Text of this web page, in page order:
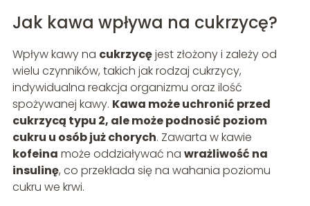
Jak kawa wpływa na cukrzycę?
Wpływ kawy na cukrzycęjest złożony i zależy od
wielu czynników, takich jak rodzaj cukrzycy,
indywidualna reakcja organizmu oraz ilość
spożywanej kawy. Kawa może uchronić przed
cukrzycą typu 2, ale może podnosić poziom
cukru u osób już chorych. Zawarta w kawie
kofeina może oddziaływać na wrażliwość na
insulinę, co przekłada się na wahania poziomu
cukru we krwi.